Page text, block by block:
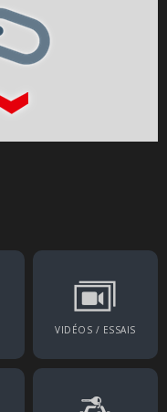
VIDÉOS / ESSAIS